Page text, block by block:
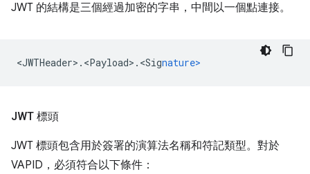
JWT 的結構是三個經過加密的字串，中間以一個點連接。
<JWTHeader>.<Payload>.<Signature>
JWT 標頭
JWT 標頭包含用於簽署的演算法名稱和符記類型。對於
VAPID，必須符合以下條件：